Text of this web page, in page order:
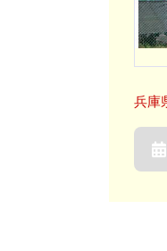
兵庫